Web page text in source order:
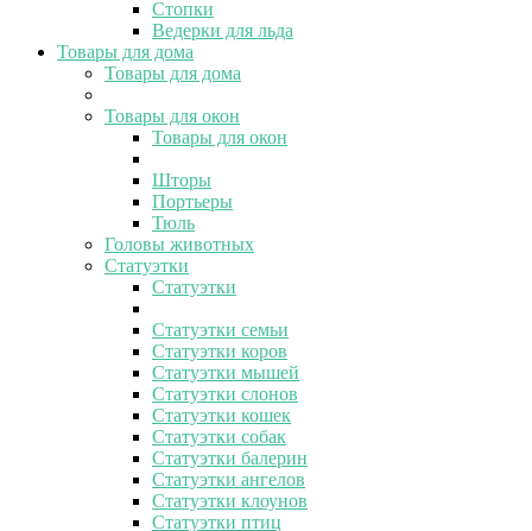
Стопки
Ведерки для льда
Товары для дома
Товары для дома
Товары для окон
Товары для окон
Шторы
Портьеры
Тюль
Головы животных
Статуэтки
Статуэтки
Статуэтки семьи
Статуэтки коров
Статуэтки мышей
Статуэтки слонов
Статуэтки кошек
Статуэтки собак
Статуэтки балерин
Статуэтки ангелов
Статуэтки клоунов
Статуэтки птиц